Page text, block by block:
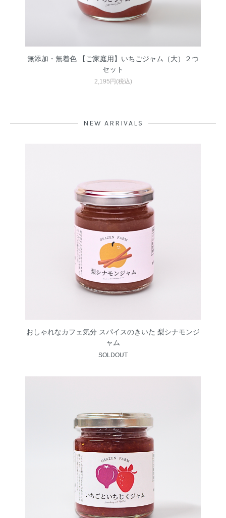
無添加・無着色 【ご家庭用】いちごジャム（大）２つ
セット
2,195円(税込)
NEW ARRIVALS
おしゃれなカフェ気分 スパイスのきいた 梨シナモンジ
ャム
SOLDOUT